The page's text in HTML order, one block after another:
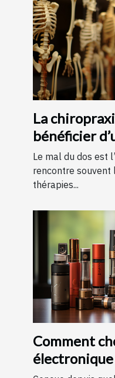
La
bénéficier
Le mal du dos est
rencontre souvent
thérapies...
Comment
électronique